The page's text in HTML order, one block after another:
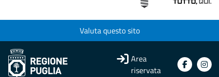
Valuta questo sito
Area
riservata